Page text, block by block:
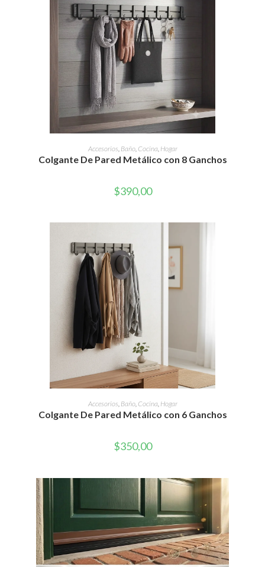
AÑADIR AL CARRITO
Accesorios Baño, Cocina Hogar
Colgante De Pared Metálico con 8 Ganchos
$390,00
AÑADIR AL CARRITO
Accesorios, Baño, Cocina, Hogar
Colgante De Pared Metálico con 6 Ganchos
$350,00